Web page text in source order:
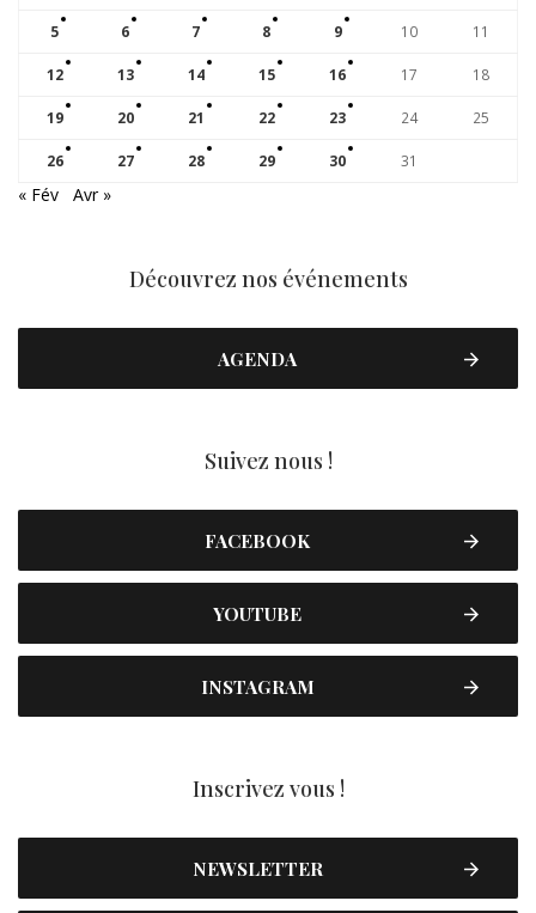
5 6 7 8 9 10 11
12 13 14 15 16 17 18
19 20 21 22 23 24 25
26 27 28 29 30 31
« Fév Avr »
Découvrez nos événements
AGENDA
Suivez nous !
FACEBOOK
YOUTUBE
INSTAGRAM
Inscrivez vous !
NEWSLETTER